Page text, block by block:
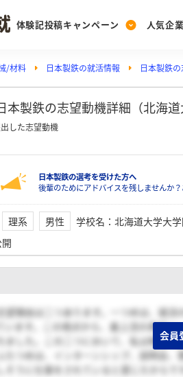
体験記投稿キャンペーン
Post
投稿する
人気企
Ranking
ランキングを見る
Vote
投票する
PickUp
注目の企業特集
/材料 日本製鉄の就活情報 日本製鉄
本製鉄の志望動機詳細（北海
した志望動機
日本製鉄の選考を受けた方へ
後輩のためにアドバイスを残しませんか
理系 男性 学校名 ： 北海道大学大
望理由は二つあります。一つめは、就
います。この視点から、最上流の素材
ました。この二つにおいて、私は無機
たつめは、インターンシップ、説明会
そうに仕事をされていると感じたからで
会員